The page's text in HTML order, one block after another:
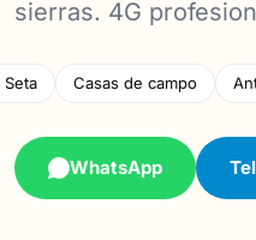
sierras. 4G
Seta Casas de campo
WhatsApp